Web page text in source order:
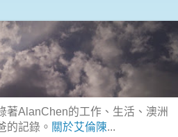
著AlanChen的工作、生活、澳洲
的記錄。 關於艾倫陳...